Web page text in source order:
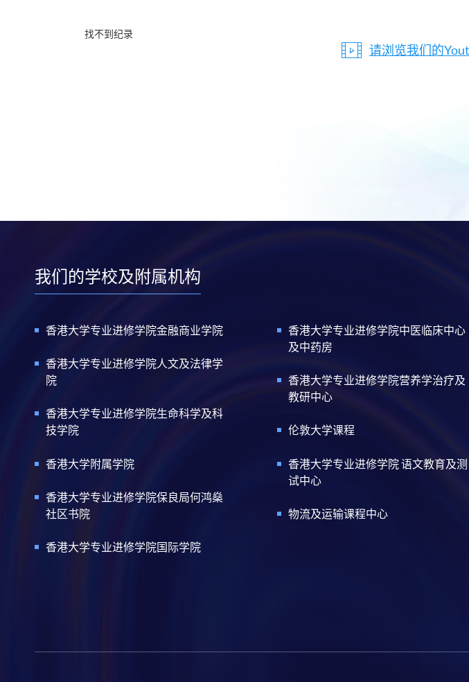
找不到纪录
请浏览我们的
我们的学校及附属机构
香港大学专业进修学院金融商业学院
香港大学专业进修学院人文及法律学
院
香港大学专业进修学院生命科学及科
技学院
香港大学附属学院
香港大学专业进修学院保良局何鸿燊
社区书院
香港大学专业进修学院国际学院
香港大学专业进修学院中医临床中心
及中药房
香港大学专业进修学院营养学治疗及
教研中心
伦敦大学课程
香港大学专业进修学院 语文教育及测
试中心
物流及运输课程中心